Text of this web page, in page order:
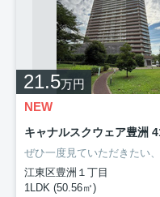
21.5万円
NEW
キャナルスクウェア豊洲
江東区豊洲１丁目
1LDK (50.56㎡)